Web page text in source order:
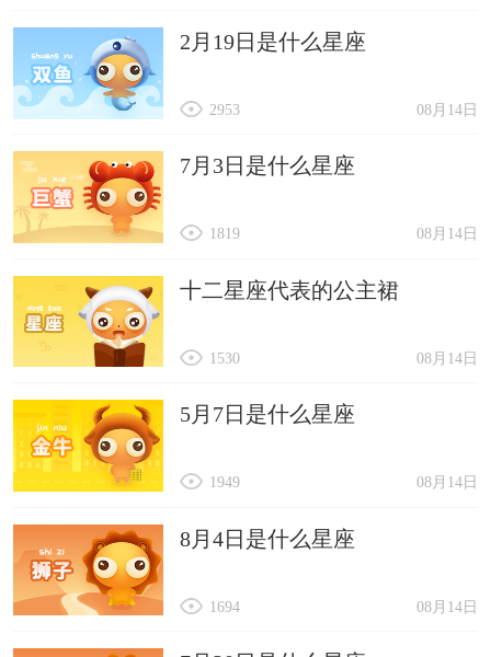
2月19日是什么星座
08月14日
2953
7月3日是什么星座
08月14日
1819
十二星座代表的公主裙
08月14日
1530
5月7日是什么星座
08月14日
1949
8月4日是什么星座
08月14日
1694